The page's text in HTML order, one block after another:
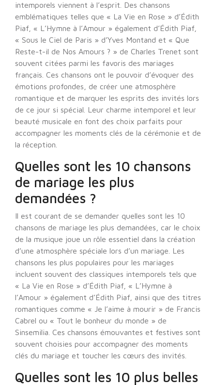
intemporels viennent à l’esprit. Des chansons
emblématiques telles que « La Vie en Rose » d’Édith
Piaf, « L’Hymne à l’Amour » également d’Édith Piaf,
« Sous le Ciel de Paris » d’Yves Montand et « Que
Reste-t-il de Nos Amours ? » de Charles Trenet sont
souvent citées parmi les favoris des mariages
français. Ces chansons ont le pouvoir d’évoquer des
émotions profondes, de créer une atmosphère
romantique et de marquer les esprits des invités lors
de ce jour si spécial. Leur charme intemporel et leur
beauté musicale en font des choix parfaits pour
accompagner les moments clés de la cérémonie et de
la réception.
Quelles sont les 10 chansons
de mariage les plus
demandées ?
Il est courant de se demander quelles sont les 10
chansons de mariage les plus demandées, car le choix
de la musique joue un rôle essentiel dans la création
d’une atmosphère spéciale lors d’un mariage. Les
chansons les plus populaires pour les mariages
incluent souvent des classiques intemporels tels que
« La Vie en Rose » d’Édith Piaf, « L’Hymne à
l’Amour » également d’Édith Piaf, ainsi que des titres
romantiques comme « Je l’aime à mourir » de Francis
Cabrel ou « Tout le bonheur du monde » de
Sinsemilia. Ces chansons émouvantes et festives sont
souvent choisies pour accompagner des moments
clés du mariage et toucher les cœurs des invités.
Quelles sont les 10 plus belles